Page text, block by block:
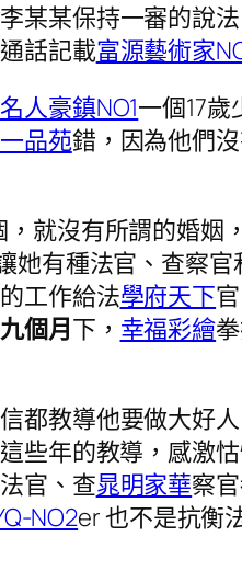
某保持一審的說法
話記載富源藝術家
名人豪鎮NO1一個17
一品苑錯，因為他們
，就沒有所謂的婚姻
她有種法官、查察
工作給法學府天下
九個月下， 幸福彩繪
都教導他要做大好
些年的教導，感激
官、查晁明家華察
NO2er 也不是抗衡